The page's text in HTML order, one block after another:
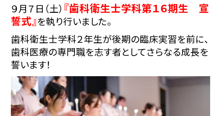
９月７日（土） 『歯科衛生士学科第１６期生 宣
誓式』を執り行いました。
歯科衛生士学科２年生が後期の臨床実習を前に、
歯科医療の専門職を志す者としてさらなる成長を
誓います！